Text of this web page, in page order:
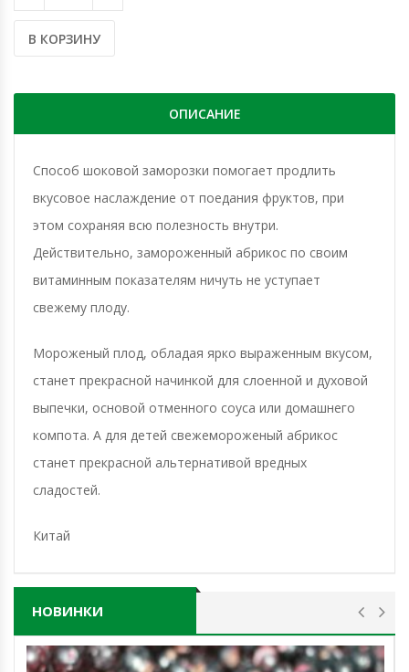
В КОРЗИНУ
ОПИСАНИЕ
Способ шоковой заморозки помогает продлить
вкусовое наслаждение от поедания фруктов, при
этом сохраняя всю полезность внутри.
Действительно, замороженный абрикос по своим
витаминным показателям ничуть не уступает
свежему плоду.
Мороженый плод, обладая ярко выраженным вкусом,
станет прекрасной начинкой для слоенной и духовой
выпечки, основой отменного соуса или домашнего
компота. А для детей свежемороженый абрикос
станет прекрасной альтернативой вредных
сладостей.
Китай
НОВИНКИ